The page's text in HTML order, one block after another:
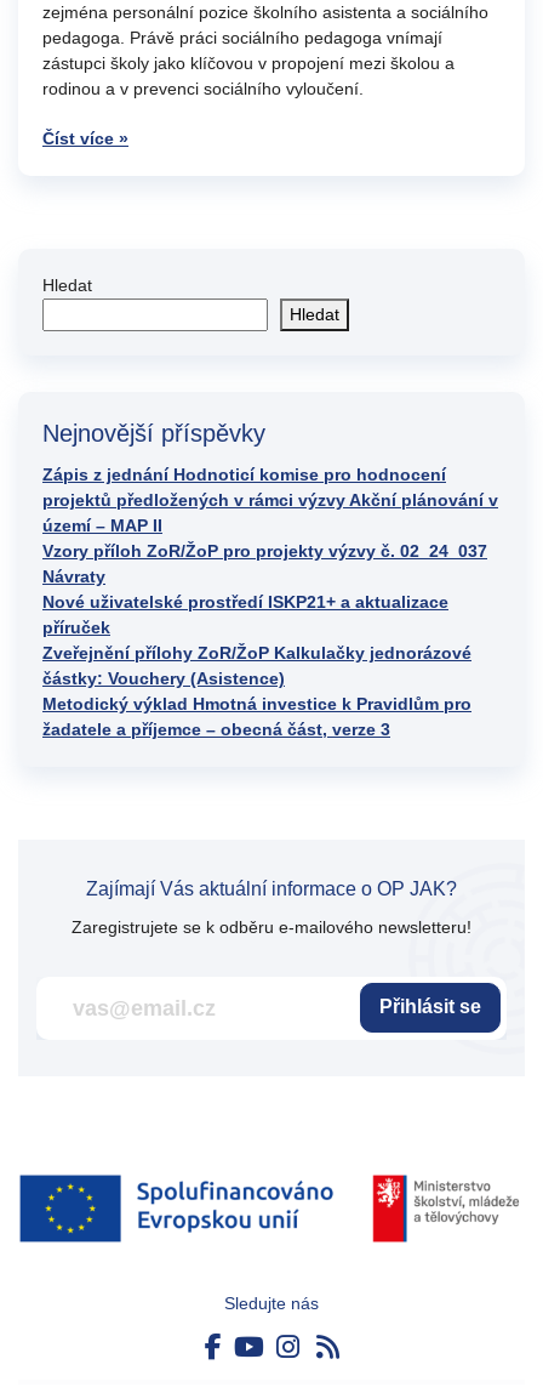
zejména personální pozice školního asistenta a sociálního
pedagoga. Právě práci sociálního pedagoga vnímají
zástupci školy jako klíčovou v propojení mezi školou a
rodinou a v prevenci sociálního vyloučení.
Číst více »
Hledat
Hledat
Nejnovější příspěvky
Zápis z jednání Hodnoticí komise pro hodnocení
projektů předložených v rámci výzvy Akční plánování v
území – MAP II
Vzory příloh ZoR/ŽoP pro projekty výzvy č. 02_24_037
Návraty
Nové uživatelské prostředí ISKP21+ a aktualizace
příruček
Zveřejnění přílohy ZoR/ŽoP Kalkulačky jednorázové
částky: Vouchery (Asistence)
Metodický výklad Hmotná investice k Pravidlům pro
žadatele a příjemce – obecná část, verze 3
Zajímají Vás aktuální informace o OP JAK?
Zaregistrujete se k odběru e-mailového newsletteru!
Přihlásit se
Sledujte nás